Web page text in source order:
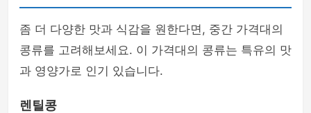
좀 더 다양한 맛과 식감을 원한다면, 중간 가격대의
콩류를 고려해보세요. 이 가격대의 콩류는 특유의 맛
과 영양가로 인기 있습니다.
렌틸콩